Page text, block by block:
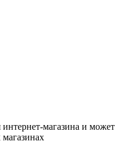
интернет-магазина и может